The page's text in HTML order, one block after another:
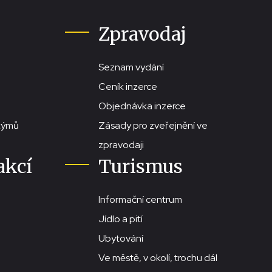
Zpravodaj
Seznam vydání
Ceník inzerce
Objednávka inzerce
Zásady pro zveřejnění ve
zpravodaji
Turismus
Informační centrum
Jídlo a pití
Ubytování
Ve městě, v okolí, trochu dál